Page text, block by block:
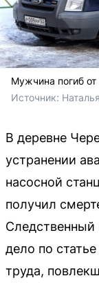
Мужчина погиб
Источник:
В деревне
устранении
насосной
получил
Следственный
дело по
труда,